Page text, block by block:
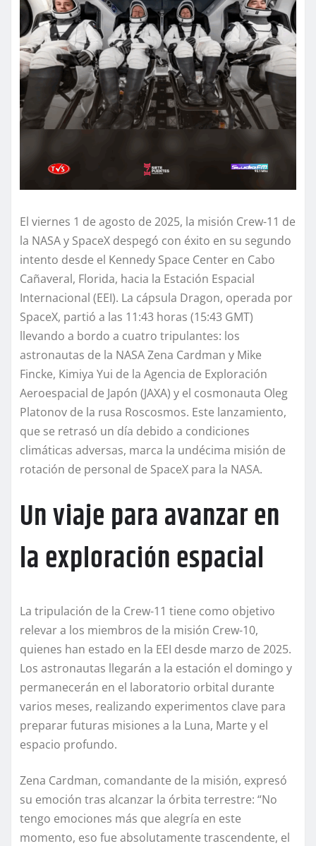
El viernes 1 de agosto de 2025, la misión Crew-11 de
la NASA y SpaceX despegó con éxito en su segundo
intento desde el Kennedy Space Center en Cabo
Cañaveral, Florida, hacia la Estación Espacial
Internacional (EEI). La cápsula Dragon, operada por
SpaceX, partió a las 11:43 horas (15:43 GMT)
llevando a bordo a cuatro tripulantes: los
astronautas de la NASA Zena Cardman y Mike
Fincke, Kimiya Yui de la Agencia de Exploración
Aeroespacial de Japón (JAXA) y el cosmonauta Oleg
Platonov de la rusa Roscosmos. Este lanzamiento,
que se retrasó un día debido a condiciones
climáticas adversas, marca la undécima misión de
rotación de personal de SpaceX para la NASA.
Un viaje para avanzar en
la exploración espacial
La tripulación de la Crew-11 tiene como objetivo
relevar a los miembros de la misión Crew-10,
quienes han estado en la EEI desde marzo de 2025.
Los astronautas llegarán a la estación el domingo y
permanecerán en el laboratorio orbital durante
varios meses, realizando experimentos clave para
preparar futuras misiones a la Luna, Marte y el
espacio profundo.
Zena Cardman, comandante de la misión, expresó
su emoción tras alcanzar la órbita terrestre: “No
tengo emociones más que alegría en este
momento, eso fue absolutamente trascendente, el